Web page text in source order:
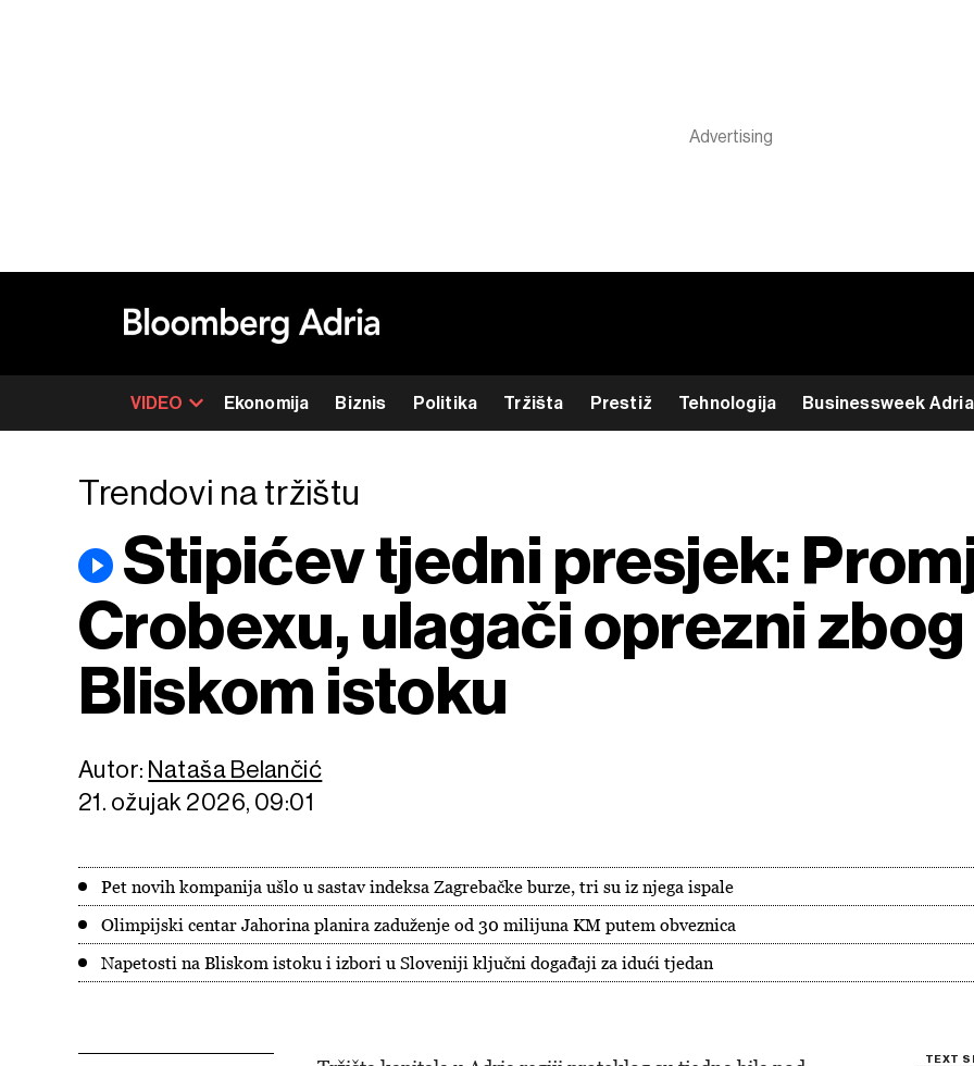
VIDEO Ekonomija Biznis Politika Tržišta Prestiž Tehnologija Businessweek Adria
Trendovi na tržištu
Stipićev tjedni presjek:
Crobexu, ulagači oprezni
Bliskom istoku
Autor: Nataša Belančić
21. ožujak 2026, 09:01
Pet novih kompanija ušlo u sastav indeksa Zagrebačke burze, tri su iz njega ispale
Olimpijski centar Jahorina planira zaduženje od 30 milijuna KM putem obveznica
Napetosti na Bliskom istoku i izbori u Sloveniji ključni događaji za idući tjedan
TEXT